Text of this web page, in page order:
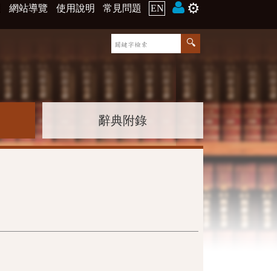
網站導覽 使用說明 常見問題 EN ⚙️
辭典附錄